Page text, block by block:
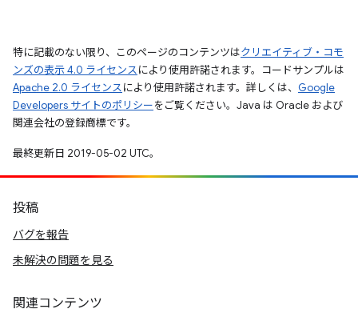
特に記載のない限り、このページのコンテンツはクリエイティブ・コモ
ンズの表示 4.0 ライセンスにより使用許諾されます。コードサンプルは
Apache 2.0 ライセンスにより使用許諾されます。詳しくは、 Google
Developers サイトのポリシーをご覧ください。Java は Oracle および
関連会社の登録商標です。
最終更新日 2019-05-02 UTC。
投稿
バグを報告
未解決の問題を見る
関連コンテンツ